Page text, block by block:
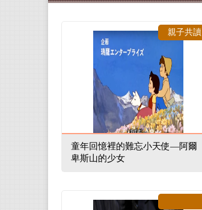
童年回憶裡的難忘小天使—阿爾
卑斯山的少女
親子共讀